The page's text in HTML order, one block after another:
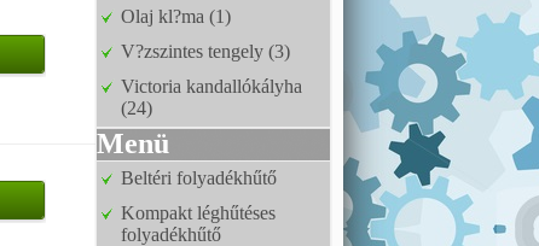
Olaj kl?ma (1)
V?zszintes tengely (3)
Victoria kandallókályha
(24)
Menü
Beltéri folyadékhűtő
Kompakt léghűtéses
folyadékhűtő